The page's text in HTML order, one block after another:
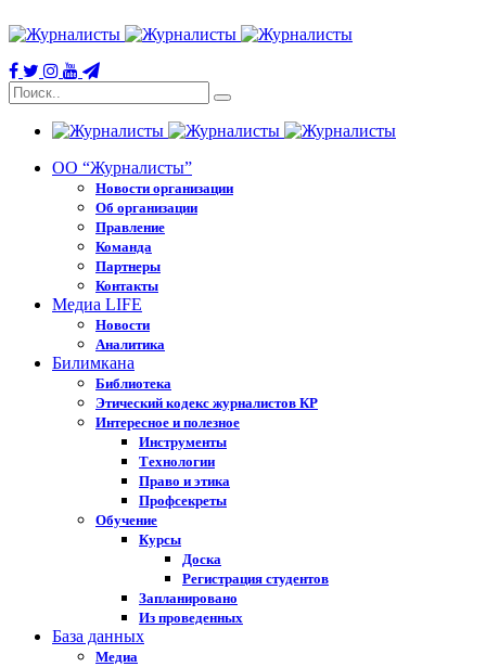
ОО “Журналисты”
Новости организации
Об организации
Правление
Команда
Партнеры
Контакты
Медиа LIFE
Новости
Аналитика
Билимкана
Библиотека
Этический кодекс журналистов КР
Интересное и полезное
Инструменты
Технологии
Право и этика
Профсекреты
Обучение
Курсы
Доска
Регистрация студентов
Запланировано
Из проведенных
База данных
Медиа